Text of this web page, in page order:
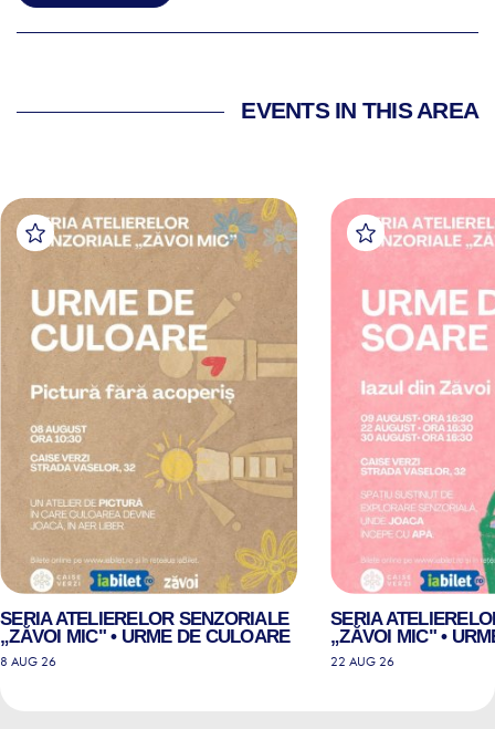
EVENTS IN THIS AREA
SERIA ATELIERELOR SENZORIALE
„ZĂVOI MIC" • URME DE CULOARE
8 AUG 26
SERIA
„ZĂVOI MIC" •
22 AUG 26